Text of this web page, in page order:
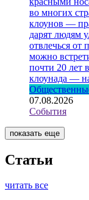
во многих
клоунов —
дарят людям
отвлечься от
можно
почти 20 лет
клоунада —
07.08.2026
События
показать еще
Статьи
читать все